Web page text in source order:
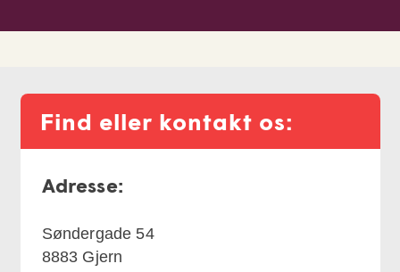
Find eller kontakt os:
Adresse:
Søndergade 54
8883 Gjern